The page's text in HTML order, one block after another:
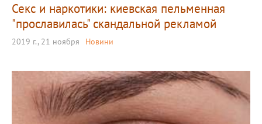
Секс и наркотики: киевская пельменная
"прославилась" скандальной рекламой
2019 г., 21 ноября Новини